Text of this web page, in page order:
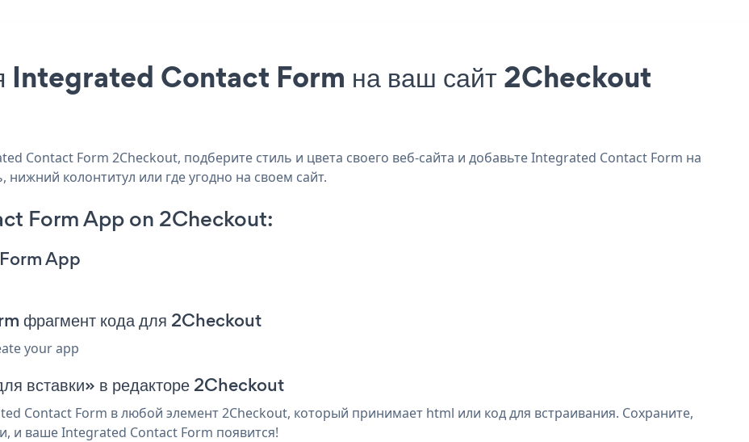
Integrated Contact Form на ваш сайт 2Checkout
Contact Form 2Checkout, подберите стиль и цвета своего веб-сайта и добавьте Integrated Contact Form на
колонтитул или где угодно на своем сайт.
Form App on 2Checkout:
App
фрагмент кода для 2Checkout
your app
вставки» в редакторе 2Checkout
Contact Form в любой элемент 2Checkout, который принимает html или код для встраивания. Сохраните,
и ваше Integrated Contact Form появится!